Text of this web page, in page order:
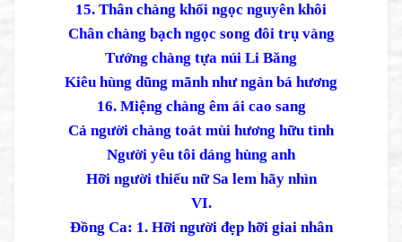
15. Thân chàng khối ngọc nguyên khôi
Chân chàng bạch ngọc song đôi trụ vàng
Tướng chàng tựa núi Li Băng
Kiêu hùng dũng mãnh như ngàn bá hương
16. Miệng chàng êm ái cao sang
Cả người chàng toát mùi hương hữu tình
Người yêu tôi dáng hùng anh
Hỡi người thiếu nữ Sa lem hãy nhìn
VI.
Đồng Ca: 1. Hỡi người đẹp hỡi giai nhân